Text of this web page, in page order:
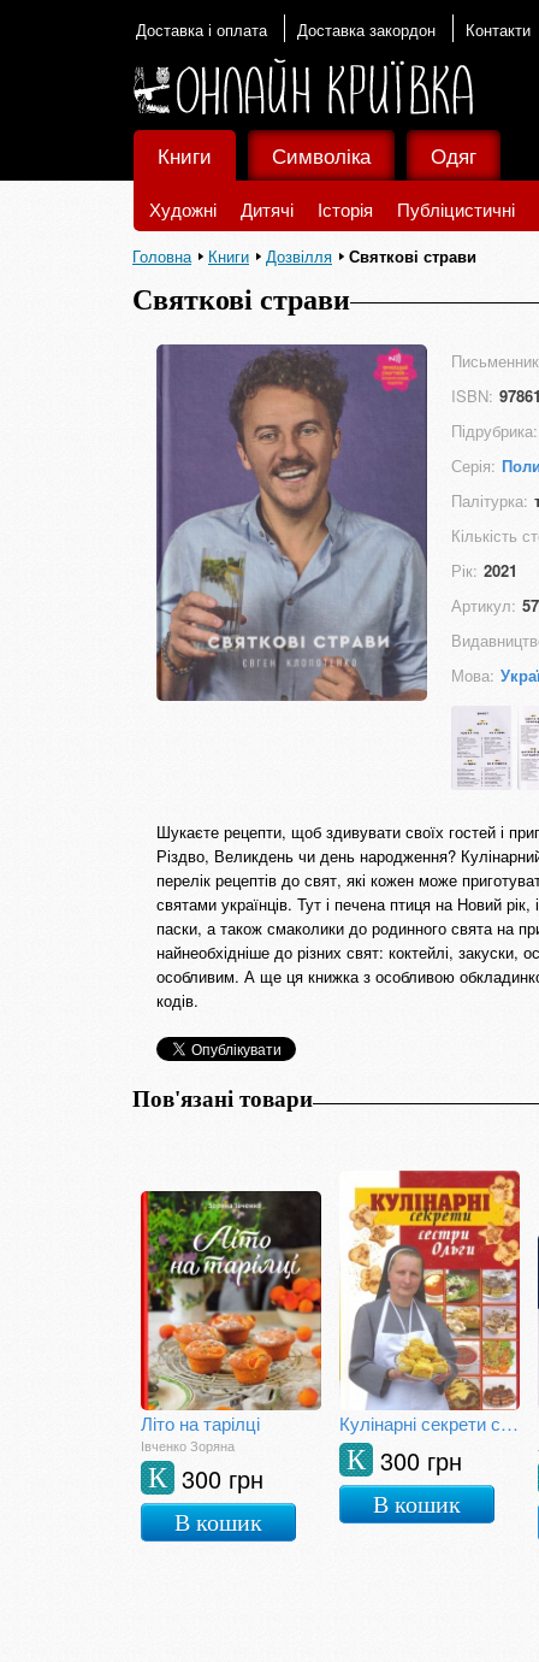
Доставка і оплата Доставка закордон Контакти
Книги
Художні Дитячі Історія Публіцистичні
Символіка Одяг
Головна Книги Дозвілля Святкові страви
Святкові страви
ISBN:
Підрубрика:
Серія:
Палітурка:
Кількість
Рік: 2021
Артикул:
Мова:
Шукаєте рецепти, щоб здивувати своїх гостей і
Різдво, Великдень чи день народження?
перелік рецептів до свят, які кожен може
святами українців. Тут і печена птиця на Новий
паски, а також смаколики до родинного свята на
найнеобхідніше до різних свят: коктейлі, закуски,
особливим. А ще ця книжка з особливою
кодів.
Пов'язані товари
Літо на тарілці
Івченко Зоряна
300 грн
К
В кошик
Кулінарні секрети сестри Ольги
300 грн
К
В кошик